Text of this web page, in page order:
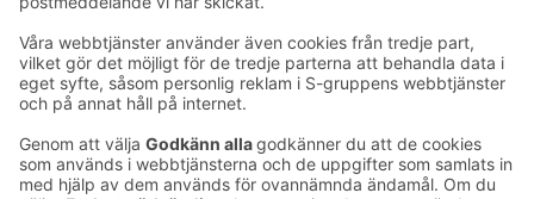
E-postadresser i S-gruppen finns i formuläret
förnamn.släktnamn@sok.fi
Följ oss: